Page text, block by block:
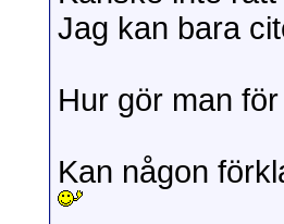
Jag kan bara
Hur gör man
Kan någon